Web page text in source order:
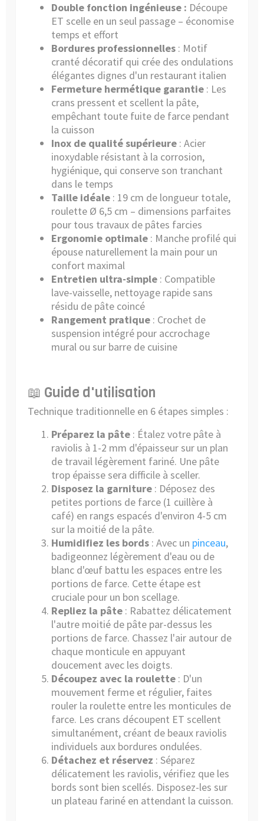
Double fonction ingénieuse : Découpe
ET scelle en un seul passage – économise
temps et effort
Bordures professionnelles : Motif
cranté décoratif qui crée des ondulations
élégantes dignes d'un restaurant italien
Fermeture hermétique garantie : Les
crans pressent et scellent la pâte,
empêchant toute fuite de farce pendant
la cuisson
Inox de qualité supérieure : Acier
inoxydable résistant à la corrosion,
hygiénique, qui conserve son tranchant
dans le temps
Taille idéale : 19 cm de longueur totale,
roulette Ø 6,5 cm – dimensions parfaites
pour tous travaux de pâtes farcies
Ergonomie optimale : Manche profilé qui
épouse naturellement la main pour un
confort maximal
Entretien ultra-simple : Compatible
lave-vaisselle, nettoyage rapide sans
résidu de pâte coincé
Rangement pratique : Crochet de
suspension intégré pour accrochage
mural ou sur barre de cuisine
📖 Guide d'utilisation
Technique traditionnelle en 6 étapes simples :
Préparez la pâte : Étalez votre pâte à
raviolis à 1-2 mm d'épaisseur sur un plan
de travail légèrement fariné. Une pâte
trop épaisse sera difficile à sceller.
Disposez la garniture : Déposez des
petites portions de farce (1 cuillère à
café) en rangs espacés d'environ 4-5 cm
sur la moitié de la pâte.
Humidifiez les bords : Avec un pinceau,
badigeonnez légèrement d'eau ou de
blanc d'œuf battu les espaces entre les
portions de farce. Cette étape est
cruciale pour un bon scellage.
Repliez la pâte : Rabattez délicatement
l'autre moitié de pâte par-dessus les
portions de farce. Chassez l'air autour de
chaque monticule en appuyant
doucement avec les doigts.
Découpez avec la roulette : D'un
mouvement ferme et régulier, faites
rouler la roulette entre les monticules de
farce. Les crans découpent ET scellent
simultanément, créant de beaux raviolis
individuels aux bordures ondulées.
Détachez et réservez : Séparez
délicatement les raviolis, vérifiez que les
bords sont bien scellés. Disposez-les sur
un plateau fariné en attendant la cuisson.